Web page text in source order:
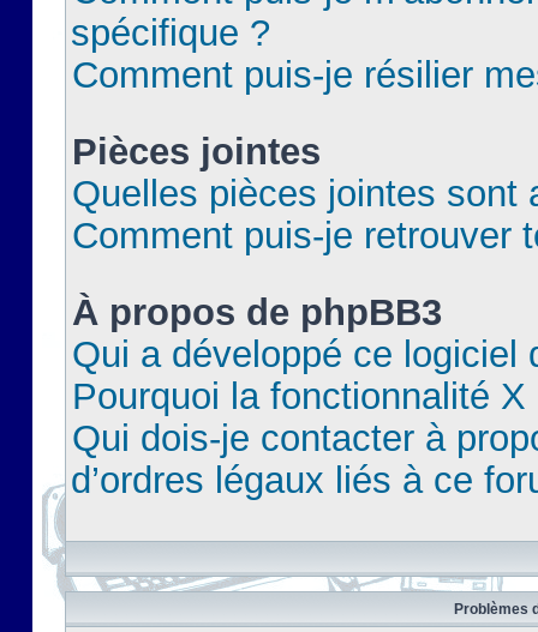
spécifique ?
Comment puis-je résilier
Pièces jointes
Quelles pièces jointes sont
Comment puis-je retrouver
À propos de phpBB3
Qui a développé ce logiciel
Pourquoi la fonctionnalité X
Qui dois-je contacter à
d’ordres légaux liés à ce
Problèmes